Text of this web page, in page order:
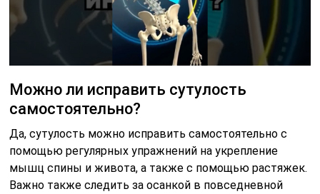
Можно ли исправить сутулость
самостоятельно?
Да, сутулость можно исправить самостоятельно с
помощью регулярных упражнений на укрепление
мышц спины и живота, а также с помощью растяжек.
Важно также следить за осанкой в повседневной